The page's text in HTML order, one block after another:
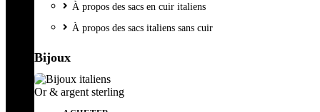
À propos des sacs en cuir italiens
À propos des sacs italiens sans cuir
Bijoux
Or & argent sterling